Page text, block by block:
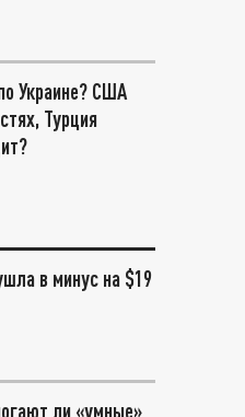
Украине? США
Турция
в минус на $19
ли «умные»